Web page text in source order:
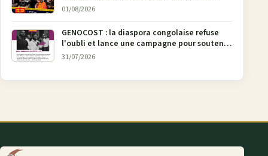
urbaine
01/08/2026
GENOCOST : la diaspora congolaise refuse
l'oubli et lance une campagne pour soutenir
la pétition FONAREV depuis Bruxelles
31/07/2026